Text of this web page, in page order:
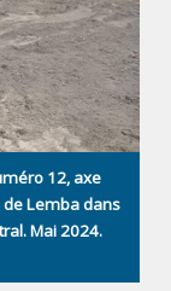
12, axe
de Lemba dans
Mai 2024.